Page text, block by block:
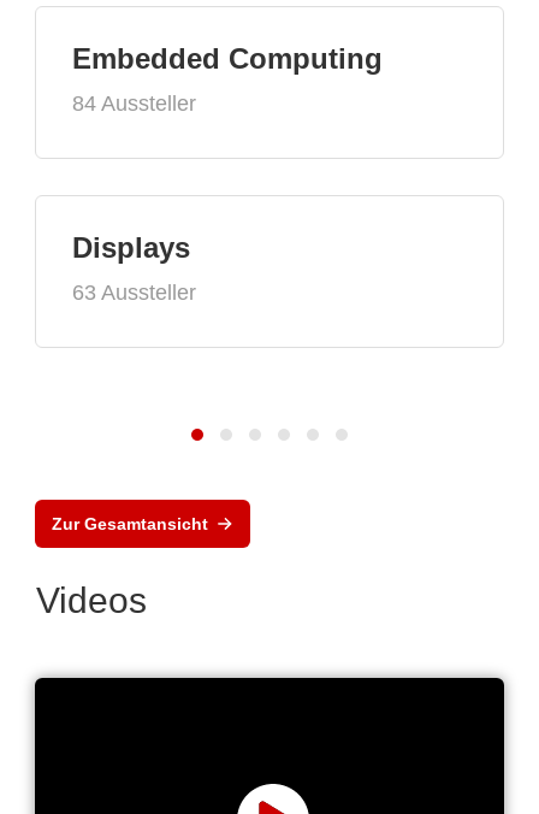
Embedded Computing
84 Aussteller
Displays
63 Aussteller
Zur Gesamtansicht
Videos